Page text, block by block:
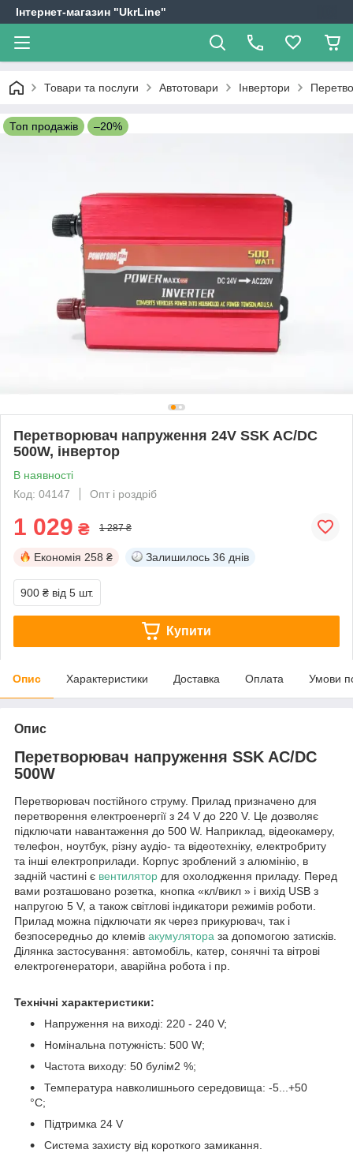
Інтернет-магазин "UkrLine"
Товари та послуги Автотовари Інвертори
Топ продажів –20%
Перетворювач напруження 24V SSK AC/DC
500W, інвертор
В наявності
Код: 04147
Опт і роздріб
1 029 ₴ 1 287 ₴
Економія 258 ₴ Залишилось 36 днів
900 ₴ від 5 шт.
Купити
Опис Характеристики Доставка Оплата Умови
Опис
Перетворювач напруження SSK AC/DC
500W
Перетворювач постійного струму. Прилад призначено для
перетворення електроенергії з 24 V до 220 V. Це дозволяє
підключати навантаження до 500 W. Наприклад, відеокамеру,
телефон, ноутбук, різну аудіо- та відеотехніку, електробриту
та інші електроприлади. Корпус зроблений з алюмінію, в
задній частині є вентилятор для охолодження приладу. Перед
вами розташовано розетка, кнопка «кл/викл » і вихід USB з
напругою 5 V, а також світлові індикатори режимів роботи.
Прилад можна підключати як через прикурювач, так і
безпосередньо до клемів акумулятора за допомогою затисків.
Ділянка застосування: автомобіль, катер, сонячні та вітрові
електрогенератори, аварійна робота і пр.
Технічні характеристики:
Напруження на виході: 220 - 240 V;
Номінальна потужність: 500 W;
Частота виходу: 50 булім2 %;
Температура навколишнього середовища: -5...+50
°С;
Підтримка 24 V
Система захисту від короткого замикання.